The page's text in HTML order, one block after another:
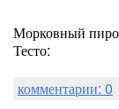
Морковный
Тесто:
комментарии: 0